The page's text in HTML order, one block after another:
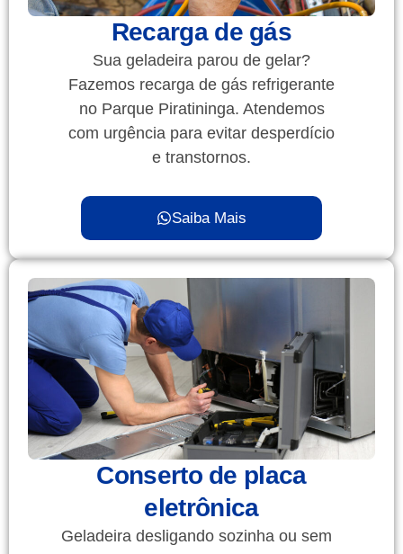
Recarga de gás
Sua geladeira parou de gelar?
Fazemos recarga de gás refrigerante
no Parque Piratininga. Atendemos
com urgência para evitar desperdício
e transtornos.
Saiba Mais
Conserto de placa
eletrônica
Geladeira desligando sozinha ou sem